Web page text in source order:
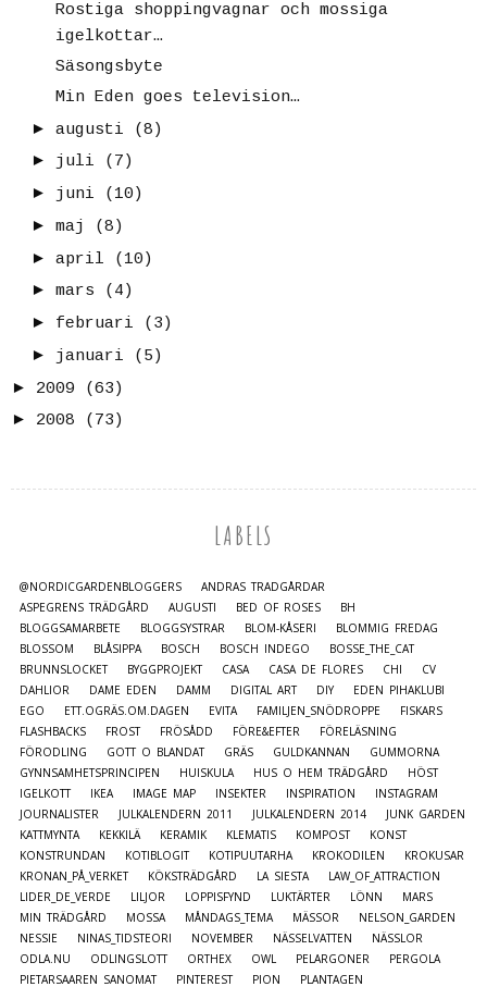
Rostiga shoppingvagnar och mossiga
igelkottar…
Säsongsbyte
Min Eden goes television…
► augusti
(8)
► juli
(7)
► juni
(10)
► maj
(8)
► april
(10)
► mars
(4)
► februari
(3)
► januari
(5)
► 2009
(63)
► 2008 (73)
LABELS
@NORDICGARDENBLOGGERS
ANDRAS TRÄDGÅRDAR
ASPEGRENS TRÄDGÅRD
AUGUSTI BED OF ROSES
BH
BLOGGSAMARBETE
BLOGGSYSTRAR BLOM-KÅSERI
BLOMMIG FREDAG
BLOSSOM
BLÅSIPPA BOSCH BOSCH INDEGO
BOSSE_THE_CAT
BRUNNSLOCKET
BYGGPROJEKT CASA CASA DE FLORES CHI
CV
DAHLIOR
DAME EDEN DAMM DIGITAL ART DIY
EDEN PIHAKLUBI
EGO
ETT.OGRÄS.OM.DAGEN EVITA FAMILJEN_SNÖDROPPE
FISKARS
FLASHBACKS
FROST FRÖSÅDD FÖRE&EFTER
FÖRELÄSNING
FÖRODLING
GOTT O BLANDAT GRÄS GULDKANNAN
GUMMORNA
GYNNSAMHETSPRINCIPEN
HUISKULA HUS O HEM TRÄDGÅRD
HÖST
IGELKOTT
IKEA IMAGE MAP INSEKTER INSPIRATION
INSTAGRAM
JOURNALISTER
JULKALENDERN 2011 JULKALENDERN 2014
JUNK GARDEN
KATTMYNTA
KEKKILÄ KERAMIK KLEMATIS KOMPOST
KONST
KONSTRUNDAN
KOTIBLOGIT KOTIPUUTARHA KROKODILEN
KROKUSAR
KRONAN_PÅ_VERKET
KÖKSTRÄDGÅRD LA SIESTA
LAW_OF_ATTRACTION
LIDER_DE_VERDE
LILJOR LOPPISFYND LUKTÄRTER LÖNN
MARS
MIN TRÄDGÅRD
MOSSA MÅNDAGS_TEMA MÄSSOR
NELSON_GARDEN
NESSIE
NINAS_TIDSTEORI NOVEMBER NÄSSELVATTEN
NÄSSLOR
ODLA.NU
ODLINGSLOTT ORTHEX OWL PELARGONER
PERGOLA
PIETARSAAREN SANOMAT
PINTEREST PION
PLANTAGEN